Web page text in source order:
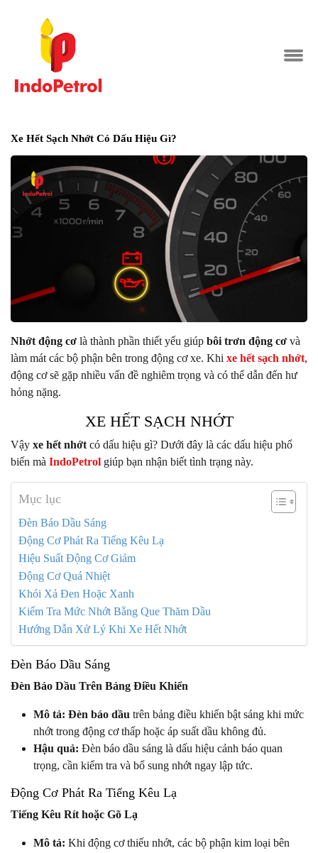
Xe Hết Sạch Nhớt Có Dấu Hiệu Gì?
Nhớt động cơ là thành phần thiết yếu giúp bôi trơn động cơ và
làm mát các bộ phận bên trong động cơ xe. Khi xe hết sạch nhớt,
động cơ sẽ gặp nhiều vấn đề nghiêm trọng và có thể dẫn đến hư
hỏng nặng.
XE HẾT SẠCH NHỚT
Vậy xe hết nhớt có dấu hiệu gì? Dưới đây là các dấu hiệu phổ
biến mà IndoPetrol giúp bạn nhận biết tình trạng này.
Mục lục
Đèn Báo Dầu Sáng
Động Cơ Phát Ra Tiếng Kêu Lạ
Hiệu Suất Động Cơ Giảm
Động Cơ Quá Nhiệt
Khói Xả Đen Hoặc Xanh
Kiểm Tra Mức Nhớt Bằng Que Thăm Dầu
Hướng Dẫn Xử Lý Khi Xe Hết Nhớt
Đèn Báo Dầu Sáng
Đèn Báo Dầu Trên Bảng Điều Khiển
Mô tả: Đèn báo dầu trên bảng điều khiển bật sáng khi mức
nhớt trong động cơ thấp hoặc áp suất dầu không đủ.
Hậu quả: Đèn báo dầu sáng là dấu hiệu cảnh báo quan
trọng, cần kiểm tra và bổ sung nhớt ngay lập tức.
Động Cơ Phát Ra Tiếng Kêu Lạ
Tiếng Kêu Rít hoặc Gõ Lạ
Mô tả: Khi động cơ thiếu nhớt, các bộ phận kim loại bên